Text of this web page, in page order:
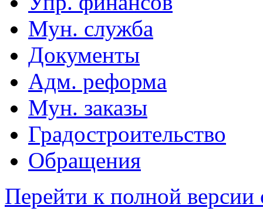
Мун. служба
Документы
Адм. реформа
Мун. заказы
Градостроительство
Обращения
Перейти к полной версии